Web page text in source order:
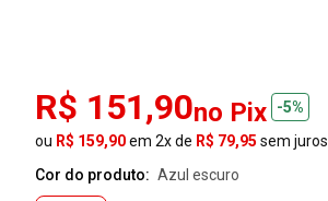
R$ 151,90no Pix
-5%
ou R$ 159,90em 2x de R$ 79,95 sem juros
Cor do produto:
azul escuro